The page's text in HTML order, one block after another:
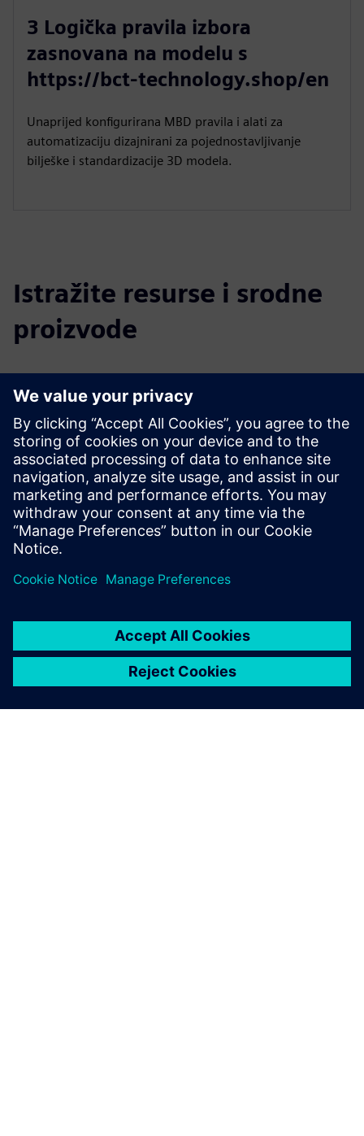
3 Logička pravila izbora
zasnovana na modelu s
https://bct-technology.shop/en
Unaprijed konfigurirana MBD pravila i alati za
automatizaciju dizajnirani za pojednostavljivanje
bilješke i standardizacije 3D modela.
Istražite resurse i srodne
proizvode
Dodatne informacije i resursi
Definicija zasnovana na modelu - smanjenje troškova,
poboljšana kvaliteta
Preduvjeti
Osnovno razumijevanje NX-a.